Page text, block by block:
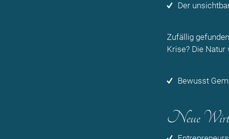
Der
Zufällig
Krise? Die
Bewusst
Neue